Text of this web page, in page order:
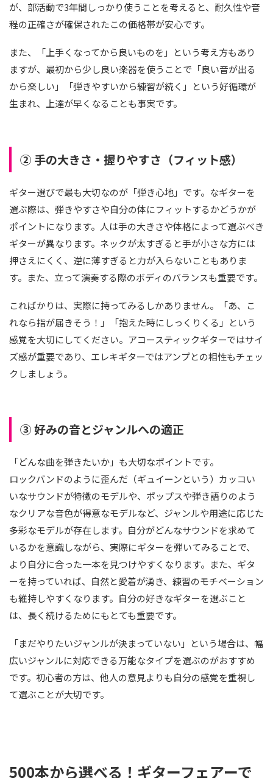
が、部活動で3年間しっかり使うことを考えると、耐久性や音
程の正確さが確保されたこの価格帯が安心です。
また、「上手くなってから良いものを」という考え方もあり
ますが、最初から少し良い楽器を使うことで「良い音が出る
から楽しい」「弾きやすいから練習が続く」という好循環が
生まれ、上達が早くなることも事実です。
② 手の大きさ・握りやすさ（フィット感）
ギター選びで最も大切なのが「弾き心地」です。なギターを
選ぶ際は、弾きやすさや自分の体にフィットするかどうかが
ポイントになります。人は手の大きさや体格によって選ぶべき
ギターが異なります。ネックが太すぎると手が小さな方には
押さえにくく、逆に薄すぎると力が入らないこともありま
す。また、立って演奏する際のボディのバランスも重要です。
こればかりは、実際に持ってみるしかありません。「あ、こ
れなら指が届きそう！」「抱えた時にしっくりくる」という
感覚を大切にしてください。アコースティックギターではサイ
ズ感が重要であり、エレキギターではアンプとの相性もチェッ
クしましょう。
③ 好みの音とジャンルへの適正
「どんな曲を弾きたいか」も大切なポイントです。
ロックバンドのように歪んだ（ギュイーンという）カッコい
いなサウンドが特徴のモデルや、ポップスや弾き語りのよう
なクリアな音色が得意なモデルなど、ジャンルや用途に応じた
多彩なモデルが存在します。自分がどんなサウンドを求めて
いるかを意識しながら、実際にギターを弾いてみることで、
より自分に合った一本を見つけやすくなります。また、ギタ
ーを持っていれば、自然と愛着が湧き、練習のモチベーション
も維持しやすくなります。自分の好きなギターを選ぶこと
は、長く続けるためにもとても重要です。
「まだやりたいジャンルが決まっていない」という場合は、幅
広いジャンルに対応できる万能なタイプを選ぶのがおすすめ
です。初心者の方は、他人の意見よりも自分の感覚を重視し
て選ぶことが大切です。
500本から選べる！ギターフェアーで